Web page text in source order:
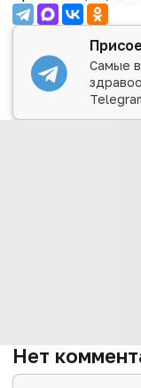
Самые
Нет